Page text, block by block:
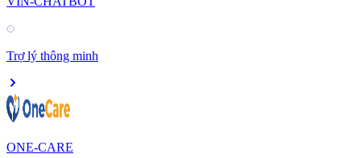
Trợ lý thông minh
ONE-CARE